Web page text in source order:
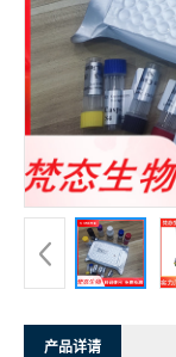
产品详请